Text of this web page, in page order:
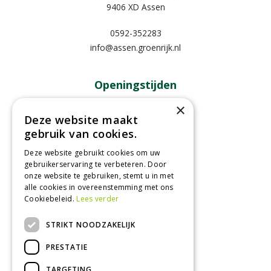
9406 XD Assen
0592-352283
info@assen.groenrijk.nl
Openingstijden
09:00 - 18:00
Dinsdag
Woensdag
Donderdag
09:00 - 18:00
Vrijdag
09:00 - 18:00
Zaterdag
09:00 - 17:00
Toon alle openingstijden
×
Deze website maakt
gebruik van cookies.
Deze website gebruikt cookies om uw
gebruikerservaring te verbeteren. Door
onze website te gebruiken, stemt u in met
alle cookies in overeenstemming met ons
Cookiebeleid.Lees verder
STRIKT NOODZAKELIJK
PRESTATIE